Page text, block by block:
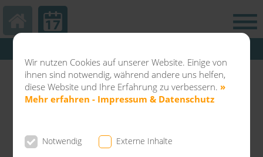
Wir nutzen Cookies auf unserer Website. Einige von
ihnen sind notwendig, während andere uns helfen,
diese Website und Ihre Erfahrung zu verbessern. »
Mehr erfahren - Impressum & Datenschutz
Notwendig Externe Inhalte
Abteilung Balneo & Kosmetik KL
Dermatochirurgie Kamp-Lintfort
Kontakt & Sprechzeiten Hautarztpraxis